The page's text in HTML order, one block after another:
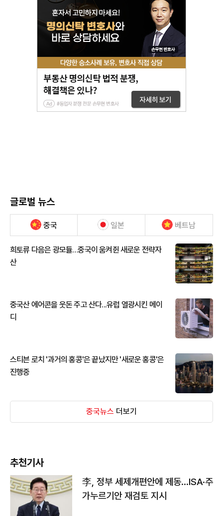
글로벌 뉴스
중국 일본 베트남
희토류 다음은 광모듈…중국이 움켜쥔 새로운 전략자
산
중국산 에어콘을 웃돈 주고 산다...유럽 열광시킨 메이
디
스티븐 로치 '과거의 홍콩'은 끝났지만 '새로운 홍콩'은
진행중
중국뉴스 더보기
추천기사
李, 정부 세제개편안에 제동…ISA·주
가누르기안 재검토 지시